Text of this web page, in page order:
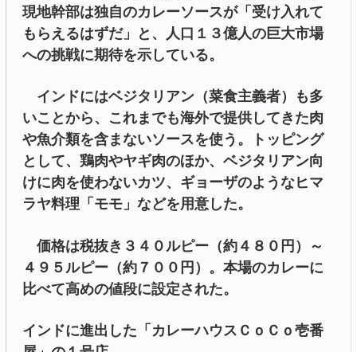
現地幹部は独自のカレーソースが「受け入れて
もらえるはずだ」と、人口１３億人の巨大市場
への挑戦に期待を示している。
インドにはベジタリアン（菜食主義者）も多
いことから、これまでも海外で提供してきた肉
や魚介類を含まないソースを使う。トッピング
として、鶏肉やヤギ肉のほか、ベジタリアン向
けに肉を使わないカツ、ギョーザのようなヒマ
ラヤ料理「モモ」などを用意した。
価格は税抜き３４０ルピー（約４８０円）～
４９５ルピー（約７００円）。本場のカレーに
比べて高めの値段に設定された。
インドに進出した「カレーハウスＣｏＣｏ壱番